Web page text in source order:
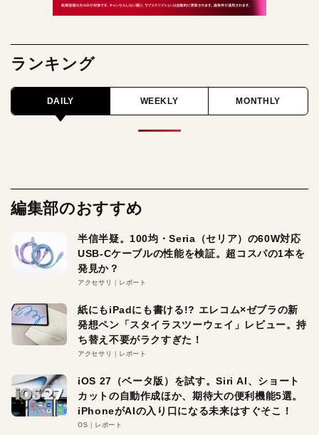
ランキング
DAILY WEEKLY MONTHLY
編集部のおすすめ
半信半疑。100均・Seria（セリア）の60W対応
USB-Cケーブルの性能を検証。超コスパの1本を
発見か？
アクセサリ レポート
紙にもiPadにも書ける!? エレコム×ゼブラの新
発想ペン「スタイラスツーウェイ」レビュー。持
ち替え不要がラクすぎた！
アクセサリ レポート
iOS 27（ベータ版）を試す。Siri AI、ショート
カットの自動作成ほか、期待大の便利機能5選。
iPhoneがAIの入り口になる未来はすぐそこ！
OS レポート